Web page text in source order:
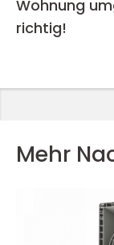
Wohnung
richtig!
Mehr